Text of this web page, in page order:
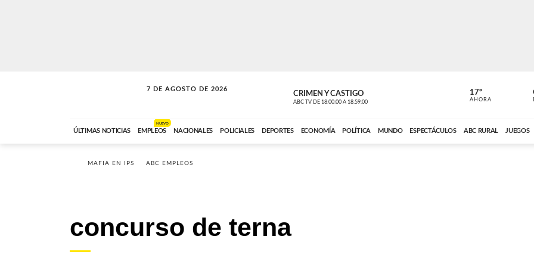
7 DE AGOSTO DE 2026
SOLO MÚSICA CRIMEN Y CASTIGO
ABC TV DE 18:00:00 A 18:59:00 ABC CARDINAL
17º
AHORA
ÚLTIMAS NOTICIAS EMPLEOS
NUEVO
NACIONALES POLICIALES DEPORTES ECONOMÍA POLÍTICA MUNDO ESPECTÁCULOS ABC RURAL JUEGOS
MAFIA EN IPS ABC EMPLEOS
concurso de terna